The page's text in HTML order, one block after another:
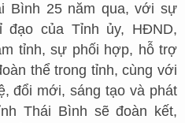
Bình 25 năm qua, với sự
đạo của Tỉnh ủy, HĐND,
tỉnh, sự phối hợp, hỗ trợ
thể trong tỉnh, cùng với
đổi mới, sáng tạo và phát
Thái Bình sẽ đoàn kết,